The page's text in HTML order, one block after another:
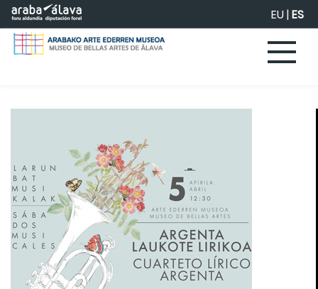
Saltar al contenido principal EU|ES